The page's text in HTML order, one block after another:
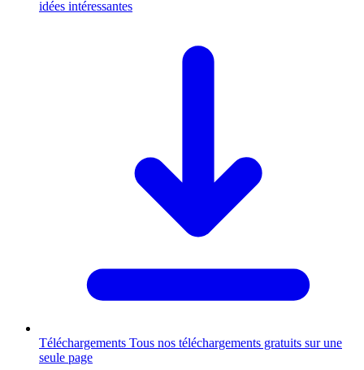
idées intéressantes
Téléchargements Tous nos téléchargements gratuits sur une
seule page